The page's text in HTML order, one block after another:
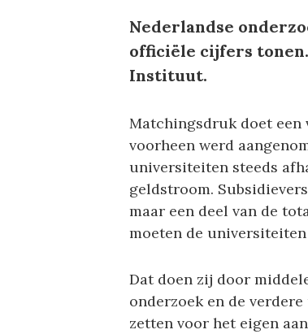
Nederlandse
officiële cijfers
Instituut.
Matchingsdruk doet een
voorheen werd
universiteiten steeds
geldstroom.
maar een deel van de
moeten de
Dat doen zij door
onderzoek en de
zetten voor het eigen